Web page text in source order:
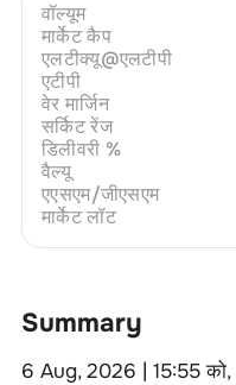
वॉल्यूम
मार्केट कैप
एलटीक्यू@एलटीपी
एटीपी
वेर मार्जिन
सर्किट रेंज
डिलीवरी %
वैल्यू
एएसएम/जीएसएम
मार्केट लॉट
Summary
6 Aug, 2026 | 15:55को,